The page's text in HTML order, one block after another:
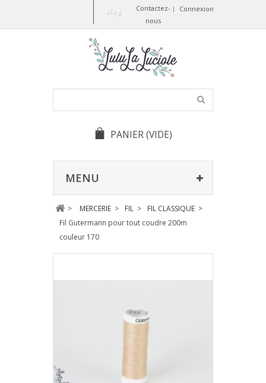
Connexion
Contactez-
nous
Blog
PANIER(VIDE)
MENU
> MERCERIE > FIL > FIL CLASSIQUE >
Fil Gutermann pour tout coudre 200m
couleur 170